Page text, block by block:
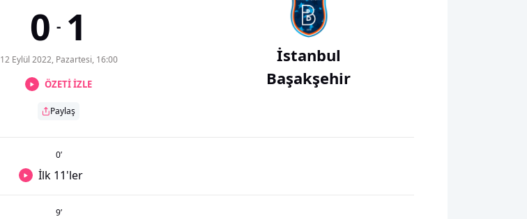
0 - 1
12 Eylül 2022, Pazartesi, 16:00
ÖZETİ İZLE
Paylaş
İstanbul
Başakşehir
0’
İlk 11'ler
9’